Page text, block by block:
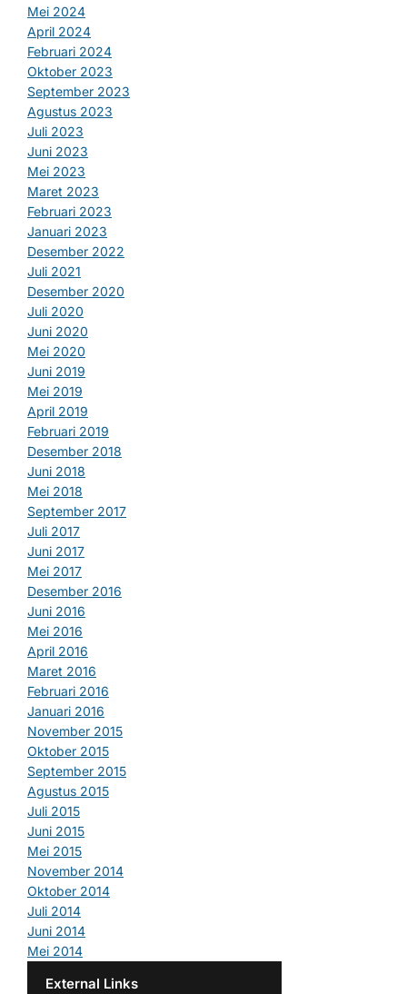
Mei 2024
April 2024
Februari 2024
Oktober 2023
September 2023
Agustus 2023
Juli 2023
Juni 2023
Mei 2023
Maret 2023
Februari 2023
Januari 2023
Desember 2022
Juli 2021
Desember 2020
Juli 2020
Juni 2020
Mei 2020
Juni 2019
Mei 2019
April 2019
Februari 2019
Desember 2018
Juni 2018
Mei 2018
September 2017
Juli 2017
Juni 2017
Mei 2017
Desember 2016
Juni 2016
Mei 2016
April 2016
Maret 2016
Februari 2016
Januari 2016
November 2015
Oktober 2015
September 2015
Agustus 2015
Juli 2015
Juni 2015
Mei 2015
November 2014
Oktober 2014
Juli 2014
Juni 2014
Mei 2014
External Links